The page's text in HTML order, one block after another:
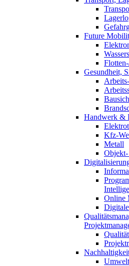
Future
Gesundheit,
Handwerk &
Kfz-
Metall
Objekt-
Online